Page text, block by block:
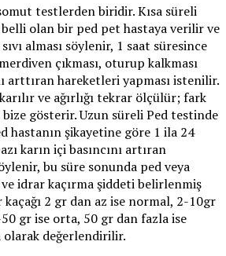
testlerden biridir. Kısa süreli
belli olan bir ped pet hastaya verilir ve
alması söylenir, 1 saat süresince
çıkması, oturup kalkması
arttıran hareketleri yapması istenilir.
ve ağırlığı tekrar ölçülür; fark
gösterir. Uzun süreli Ped testinde
hastanın şikayetine göre 1 ila 24
karın içi basıncını artıran
bu süre sonunda ped veya
idrar kaçırma şiddeti belirlenmiş
2 gr dan az ise normal, 2-10gr
gr ise orta, 50 gr dan fazla ise
değerlendirilir.